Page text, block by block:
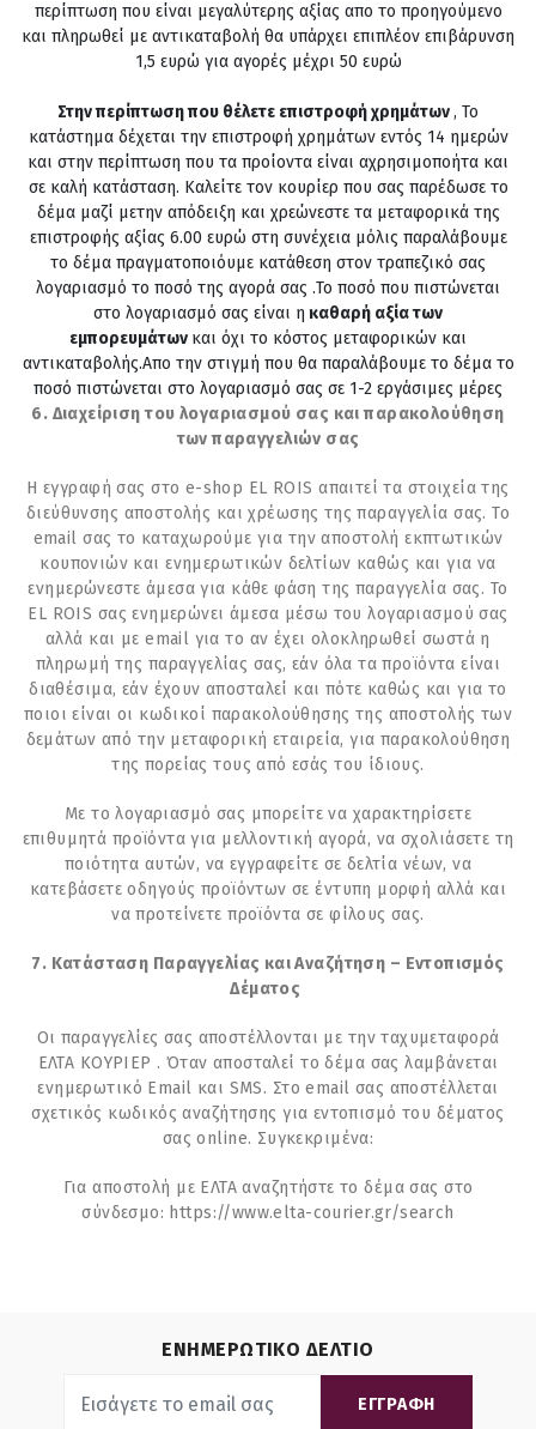
περίπτωση που είναι μεγαλύτερης αξίας απο το προηγούμενο
και πληρωθεί με αντικαταβολή θα υπάρχει επιπλέον επιβάρυνση
1,5 ευρώ για αγορές μέχρι 50 ευρώ
Στην περίπτωση που θέλετε επιστροφή χρημάτων, Το
κατάστημα δέχεται την επιστροφή χρημάτων εντός 14 ημερών
και στην περίπτωση που τα προίοντα είναι αχρησιμοποήτα και
σε καλή κατάσταση. Καλείτε τον κουρίερ που σας παρέδωσε το
δέμα μαζί μετην απόδειξη και χρεώνεστε τα μεταφορικά της
επιστροφής αξίας 6.00 ευρώ στη συνέχεια μόλις παραλάβουμε
το δέμα πραγματοποιόυμε κατάθεση στον τραπεζικό σας
λογαριασμό το ποσό της αγορά σας .Το ποσό που πιστώνεται
στο λογαριασμό σας είναι η καθαρή αξία των
εμπορευμάτων και όχι το κόστος μεταφορικών και
αντικαταβολής.Απο την στιγμή που θα παραλάβουμε το δέμα το
ποσό πιστώνεται στο λογαριασμό σας σε 1-2 εργάσιμες μέρες
6. Διαχείριση του λογαριασμού σας και παρακολούθηση
των παραγγελιών σας
Η εγγραφή σας στο e-shop EL ROIS απαιτεί τα στοιχεία της
διεύθυνσης αποστολής και χρέωσης της παραγγελία σας. Το
email σας το καταχωρούμε για την αποστολή εκπτωτικών
κουπονιών και ενημερωτικών δελτίων καθώς και για να
ενημερώνεστε άμεσα για κάθε φάση της παραγγελία σας. Το
EL ROIS σας ενημερώνει άμεσα μέσω του λογαριασμού σας
αλλά και με email για το αν έχει ολοκληρωθεί σωστά η
πληρωμή της παραγγελίας σας, εάν όλα τα προϊόντα είναι
διαθέσιμα, εάν έχουν αποσταλεί και πότε καθώς και για το
ποιοι είναι οι κωδικοί παρακολούθησης της αποστολής των
δεμάτων από την μεταφορική εταιρεία, για παρακολούθηση
της πορείας τους από εσάς του ίδιους.
Με το λογαριασμό σας μπορείτε να χαρακτηρίσετε
επιθυμητά προϊόντα για μελλοντική αγορά, να σχολιάσετε τη
ποιότητα αυτών, να εγγραφείτε σε δελτία νέων, να
κατεβάσετε οδηγούς προϊόντων σε έντυπη μορφή αλλά και
να προτείνετε προϊόντα σε φίλους σας.
7. Κατάσταση Παραγγελίας και Αναζήτηση – Εντοπισμός
Δέματος
Οι παραγγελίες σας αποστέλλονται με την ταχυμεταφορά
ΕΛΤΑ ΚΟΥΡΙΕΡ . Όταν αποσταλεί το δέμα σας λαμβάνεται
ενημερωτικό Email και SMS. Στο email σας αποστέλλεται
σχετικός κωδικός αναζήτησης για εντοπισμό του δέματος
σας online. Συγκεκριμένα:
Για αποστολή με ΕΛΤΑ αναζητήστε το δέμα σας στο
σύνδεσμο: https://www.elta-courier.gr/search
ΕΝΗΜΕΡΩΤΙΚΟ ΔΕΛΤΙΟ
ΕΓΓΡΑΦΗ